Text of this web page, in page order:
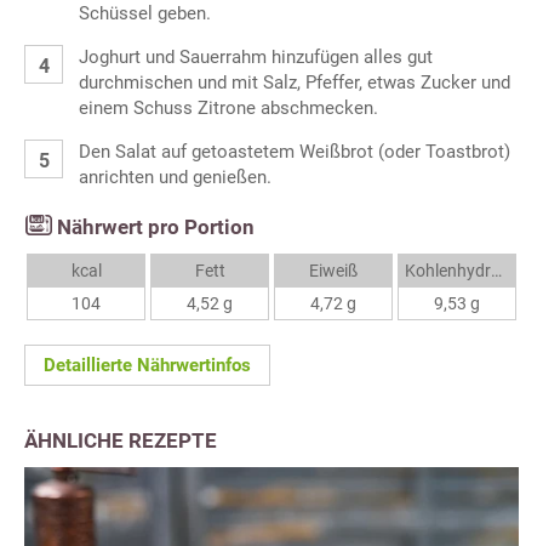
Schüssel geben.
Joghurt und Sauerrahm hinzufügen alles gut
durchmischen und mit Salz, Pfeffer, etwas Zucker und
einem Schuss Zitrone abschmecken.
Den Salat auf getoastetem Weißbrot (oder Toastbrot)
anrichten und genießen.
Nährwert pro Portion
kcal
104
Fett
4,52 g
Eiweiß
4,72 g
Kohlenhydrate
9,53 g
Detaillierte Nährwertinfos
ÄHNLICHE REZEPTE